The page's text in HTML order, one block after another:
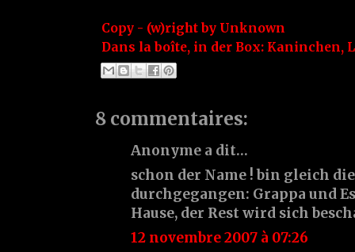
Copy - (w)right by Unknown
Dans la boîte, in der Box: Kaninchen,
8 commentaires:
Anonyme a dit…
schon der Name ! bin gleich
durchgegangen: Grappa und
Hause, der Rest wird sich
12 novembre 2007 à 07:26